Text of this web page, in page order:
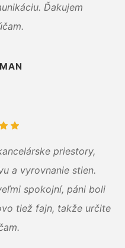
Ďakujem
priestory,
a vyrovnanie stien.
spokojní, páni boli
tiež fajn, takže určite